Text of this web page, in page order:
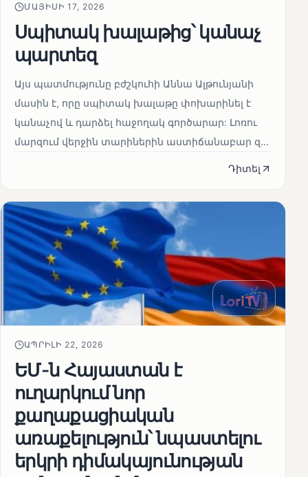
ՄԱՅԻՍԻ 17, 2026
Սպիտակ խալաթից՝ կանաչ
պարտեզ
Այս պատմությունը բժշկուհի Աննա Ալթունյանի
մասին է, որը սպիտակ խալաթը փոխարինել է
կանաչով և դարձել հաջողակ գործարար: Լոռու
մարզում վերջին տարիներին աստիճանաբար զ...
Դիտել
ԱՊՐԻԼԻ 22, 2026
ԵՄ-ն Հայաստան է
ուղարկում նոր
քաղաքացիական
առաքելություն՝ նպաստելու
երկրի դիմակայունության